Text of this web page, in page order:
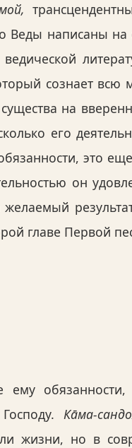
Веды написаны
сознает
на
его
это
он
главе Первой
обязанности,
Ка̄ма-
жизни, но в